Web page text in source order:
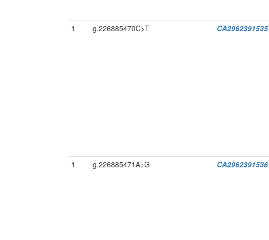
1 g.226885470C>T CA2962391535
1 g.226885471A>G CA2962391536